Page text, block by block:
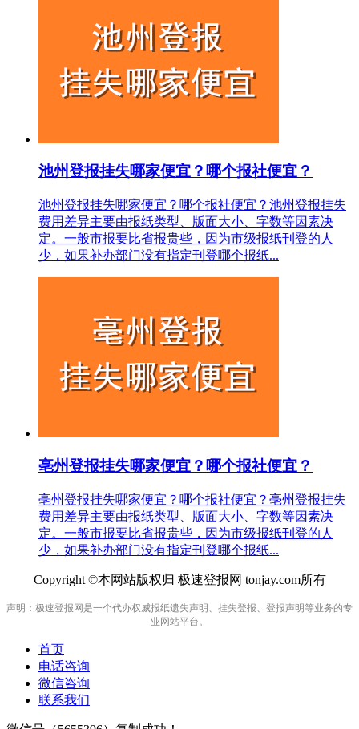
池州登报挂失哪家便宜？哪个报社便宜？
池州登报挂失哪家便宜？哪个报社便宜？池州登报挂失
费用差异主要由报纸类型、版面大小、字数等因素决
定。一般市报要比省报贵些，因为市级报纸刊登的人
少，如果补办部门没有指定刊登哪个报纸...
亳州登报挂失哪家便宜？哪个报社便宜？
亳州登报挂失哪家便宜？哪个报社便宜？亳州登报挂失
费用差异主要由报纸类型、版面大小、字数等因素决
定。一般市报要比省报贵些，因为市级报纸刊登的人
少，如果补办部门没有指定刊登哪个报纸...
Copyright ©本网站版权归 极速登报网 tonjay.com所有
声明：极速登报网是一个代办权威报纸遗失声明、挂失登报、登报声明等业务的专
业网站平台。
首页
电话咨询
微信咨询
联系我们